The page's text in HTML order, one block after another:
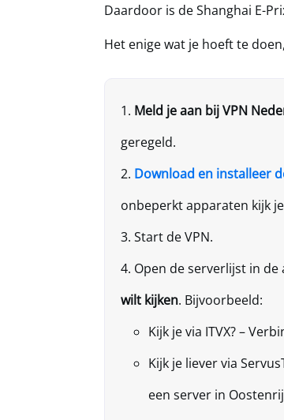
Daardoor is de Shanghai E-
Het enige wat je hoeft te
Meld je aan bijVPN
geregeld.
Download en installeer
onbeperkt apparaten kijk
Start de VPN.
Open de serverlijst in de
wilt kijken. Bijvoorbeeld:
Kijk je via ITVX? –
Kijk je liever via
een server in